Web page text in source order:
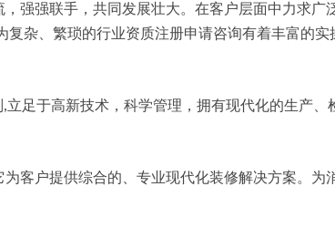
强强联手，共同发展壮大。在客户层面中力求
杂、繁琐的行业资质注册申请咨询有着丰富的
足于高新技术，科学管理，拥有现代化的生产
客户提供综合的、专业现代化装修解决方案。